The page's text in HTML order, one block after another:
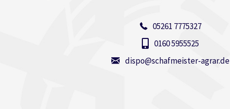
05261 7775327
0160 5955525
dispo@schafmeister-agrar.de